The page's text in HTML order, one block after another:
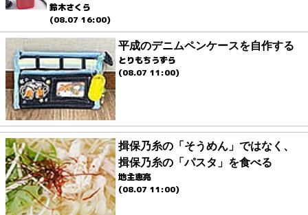
鈴木さくら
(08.07 16:00)
平成のデニムペンケースを自作する
とりもちうずら
(08.07 11:00)
揖保乃糸の「そうめん」ではなく、
揖保乃糸の「パスタ」を食べる
地主恵亮
(08.07 11:00)